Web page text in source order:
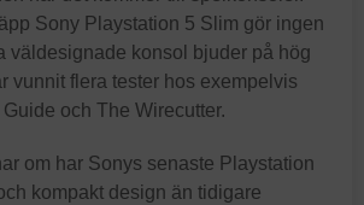
Sony Playstation 5 Slim gör ingen
väldesignade konsol bjuder på hög
vunnit flera tester hos exempelvis
Guide och The Wirecutter.
om har Sonys senaste Playstation
kompakt design än tidigare